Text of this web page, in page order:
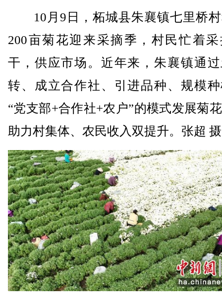
10月9日，柘城县朱襄镇七里桥村
200亩菊花迎来采摘季，村民忙着
干，供应市场。近年来，朱襄镇通
转、成立合作社、引进品种、规模
“党支部+合作社+农户”的模式发展菊
助力村集体、农民收入双提升。张超 摄